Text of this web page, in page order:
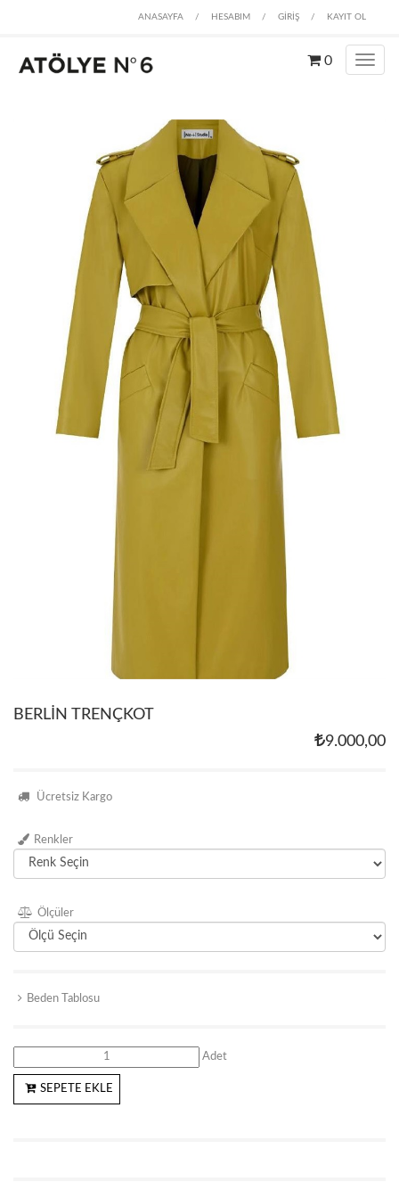
ANASAYFA / HESABIM / GİRİŞ / KAYIT OL
0
BERLİN TRENÇKOT
9.000,00
Ücretsiz Kargo
Renkler
Ölçüler
Beden Tablosu
Adet
SEPETE EKLE